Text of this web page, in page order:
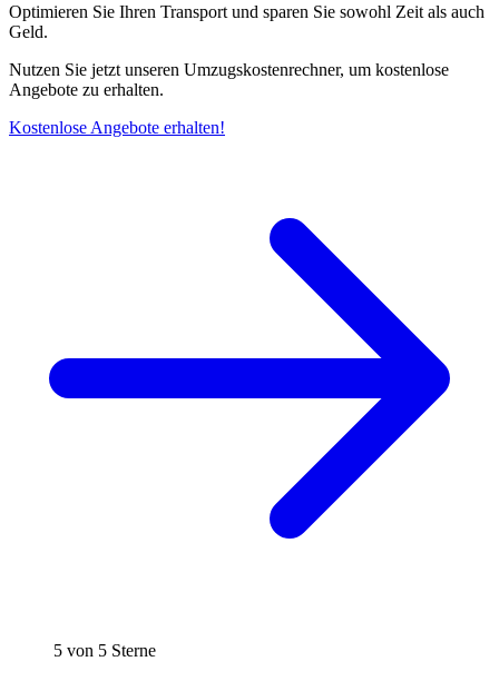
Optimieren Sie Ihren Transport und sparen Sie sowohl Zeit als auch
Geld.
Nutzen Sie jetzt unseren Umzugskostenrechner, um kostenlose
Angebote zu erhalten.
Kostenlose Angebote erhalten!
5 von 5 Sterne